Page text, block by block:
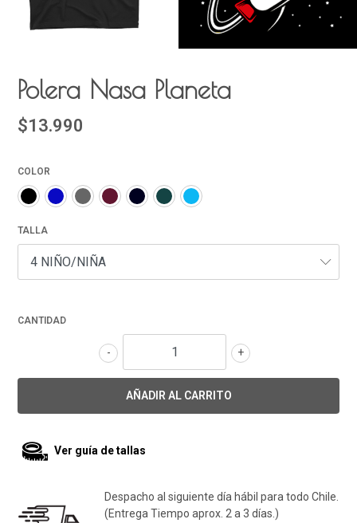
Polera Nasa Planeta
$13.990
COLOR
TALLA
CANTIDAD
+
-
Ver guía de tallas
Despacho al siguiente día hábil para todo Chile.
(Entrega Tiempo aprox. 2 a 3 días.)